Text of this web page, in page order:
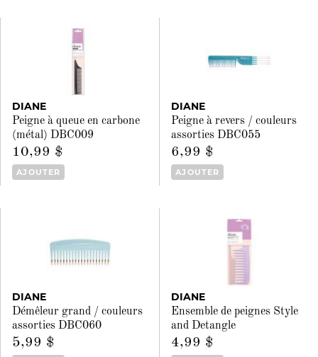
DIANE
Peigne à queue en carbone
(métal) DBC009
10,99 $
AJOUTER
DIANE
Peigne à revers / couleurs
assorties DBC055
6,99 $
AJOUTER
DIANE
Démêleur grand / couleurs
assorties DBC060
5,99 $
DIANE
Ensemble de peignes Style
and Detangle
4,99 $